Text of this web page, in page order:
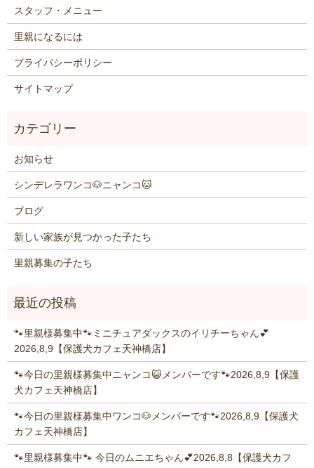
スタッフ・メニュー
里親になるには
プライバシーポリシー
サイトマップ
お知らせ
シンデレラワンコ🐶ニャンコ🐱
ブログ
新しい家族が見つかった子たち
里親募集の子たち
🐾里親様募集中🐾ミニチュアダックスのイリチーちゃん💕
2026,8,9【保護犬カフェ天神橋店】
🐾今日の里親様募集中ニャンコ😺メンバーです🐾2026,8,9【保護
犬カフェ天神橋店】
🐾今日の里親様募集中ワンコ🐶メンバーです🐾2026,8,9【保護犬
カフェ天神橋店】
🐾里親様募集中🐾 今日のムニエちゃん💕2026,8,8【保護犬カフ